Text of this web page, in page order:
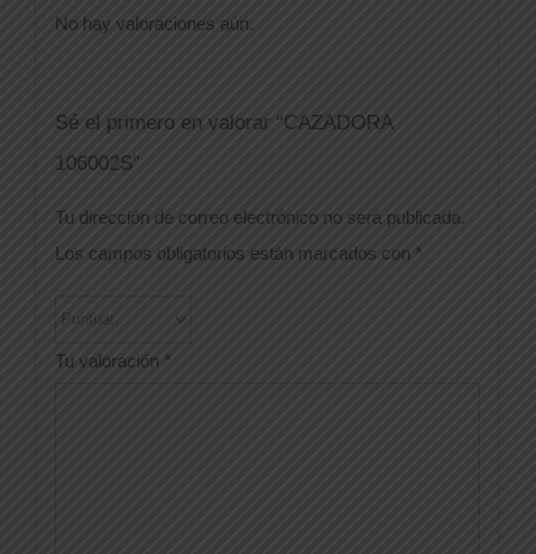
No hay valoraciones aún.
Sé el primero en valorar “CAZADORA
106002S”
Tu dirección de correo electrónico no será publicada.
Los campos obligatorios están marcados con *
Tu valoración *